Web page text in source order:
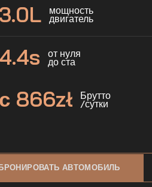
3.0L мощность
двигатель
4.4s от нуля
до ста
с 866zł Брутто
/сутки
АВТОМОБИЛЬ